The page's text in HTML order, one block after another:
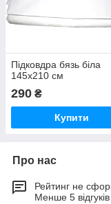
Підковдра бязь біла
145х210 см
290 ₴
Купити
Про нас
Рейтинг не
Менше 5 відгуків